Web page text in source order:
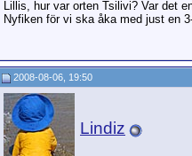
Lillis, hur var orten Tsilivi? Var det
Nyfiken för vi ska åka med just en
2008-08-06, 19:50
Lindiz